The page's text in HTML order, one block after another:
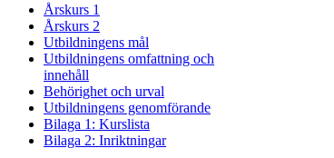
Årskurs 1
Årskurs 2
Utbildningens mål
Utbildningens omfattning och
innehåll
Behörighet och urval
Utbildningens genomförande
Bilaga 1: Kurslista
Bilaga 2: Inriktningar